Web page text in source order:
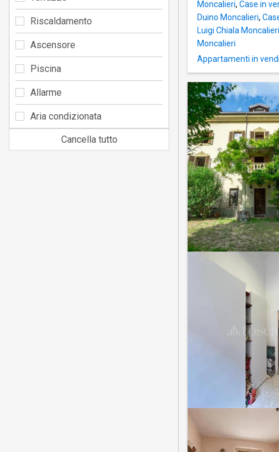
Moncalieri, Case in
Duino Moncalieri,
Luigi Chiala Moncalieri
Moncalieri
Appartamenti in
Riscaldamento
Ascensore
Piscina
Allarme
Aria condizionata
Cancella tutto